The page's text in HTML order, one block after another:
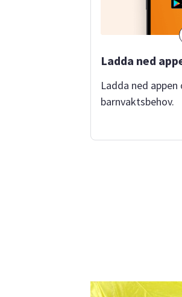
Ladda ned
Ladda ned
barnvaktsbehov.